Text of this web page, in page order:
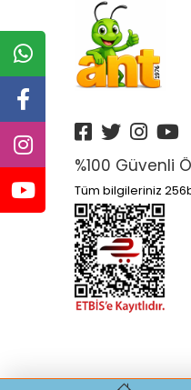
%100 Güvenli
Tüm bilgileriniz